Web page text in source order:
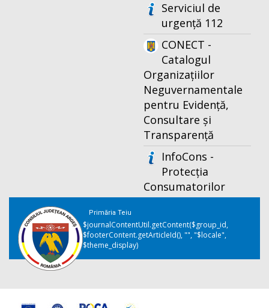
Serviciul de
urgență 112
CONECT -
Catalogul
Organizațiilor
Neguvernamentale
pentru Evidență,
Consultare și
Transparență
InfoCons -
Protecția
Consumatorilor
Primăria Teiu
$journalContentUtil.getContent($group_id,
$footerContent.getArticleId(), "", "$locale",
$theme_display)